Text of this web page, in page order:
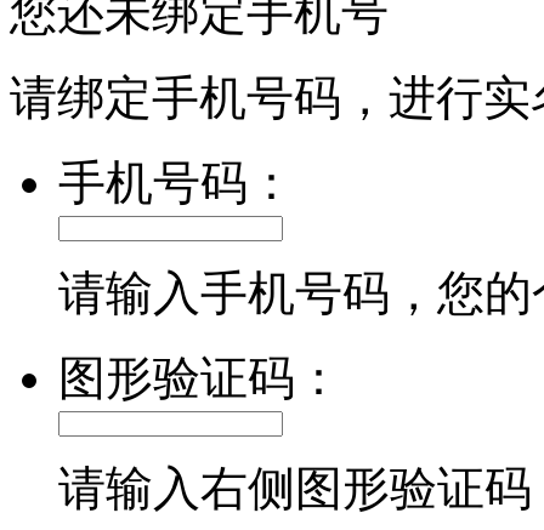
您还未绑定手机号
请绑定手机号码，进行
手机号码：
请输入手机号码，您
图形验证码：
请输入右侧图形验证码